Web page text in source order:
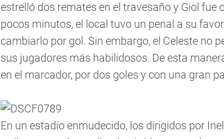
estrelló dos remates en el travesaño y Giol fue
pocos minutos, el local tuvo un penal a su
cambiarlo por gol. Sin embargo, el Celeste no
sus jugadores más habilidosos. De esta
en el marcador, por dos goles y con una gran
En un estadio enmudecido, los dirigidos por